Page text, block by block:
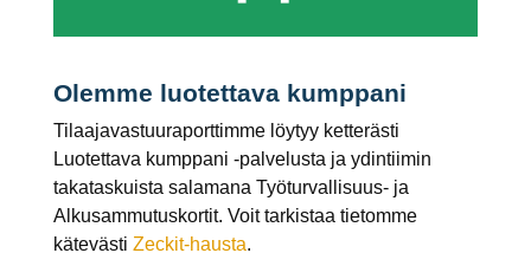
Olemme luotettava kumppani
Tilaajavastuuraporttimme löytyy ketterästi
Luotettava kumppani -palvelusta ja ydintiimin
takataskuista salamana Työturvallisuus- ja
Alkusammutuskortit. Voit tarkistaa tietomme
kätevästi Zeckit-hausta.